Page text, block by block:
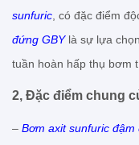
sunfuric, có đặc điểm
đứng GBY là sự lựa
tuần hoàn hấp thụ bơm
2, Đặc điểm chung
– Bơm axit sunfuric đậm